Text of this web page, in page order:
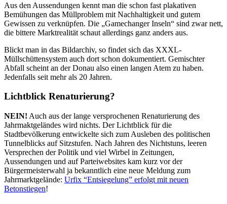
Aus den Aussendungen kennt man die schon fast plakativen
Bemühungen das Müllproblem mit Nachhaltigkeit und gutem
Gewissen zu verknüpfen. Die „Gamechanger Inseln“ sind zwar nett,
die bittere Marktrealität schaut allerdings ganz anders aus.
Blickt man in das Bildarchiv, so findet sich das XXXL-
Müllschüttensystem auch dort schon dokumentiert. Gemischter
Abfall scheint an der Donau also einen langen Atem zu haben.
Jedenfalls seit mehr als 20 Jahren.
Lichtblick Renaturierung?
NEIN! Auch aus der lange versprochenen Renaturierung des
Jahrmaktgeländes wird nichts. Der Lichtblick für die
Stadtbevölkerung entwickelte sich zum Ausleben des politischen
Tunnelblicks auf Sitzstufen. Nach Jahren des Nichtstuns, leeren
Versprechen der Politik und viel Wirbel in Zeitungen,
Aussendungen und auf Parteiwebsites kam kurz vor der
Bürgermeisterwahl ja bekanntlich eine neue Meldung zum
Jahrmarktgelände: Urfix “Entsiegelung” erfolgt mit neuen
Betonstiegen!